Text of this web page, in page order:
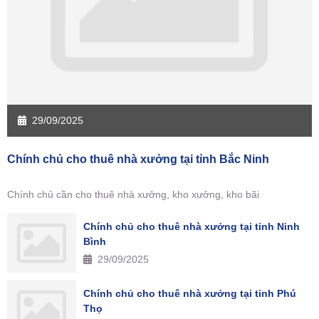
29/09/2025
Chính chủ cho thuê nhà xưởng tại tỉnh Bắc Ninh
Chính chủ cần cho thuê nhà xưởng, kho xưởng, kho bãi
Chính chủ cho thuê nhà xưởng tại tỉnh Ninh
Bình
29/09/2025
Chính chủ cho thuê nhà xưởng tại tỉnh Phú
Thọ